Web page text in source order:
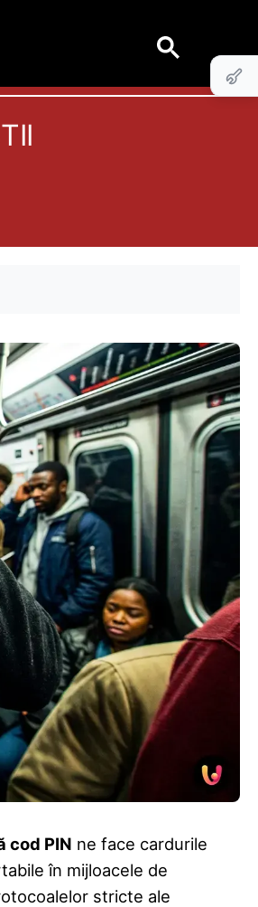
cod PIN ne face cardurile
în mijloacele de
stricte ale